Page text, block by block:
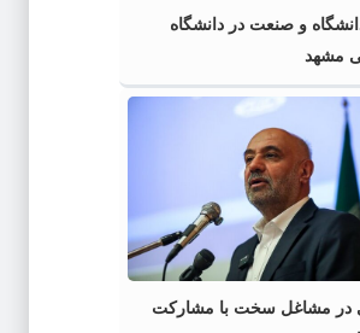
و صنعت در دانشگاه
مشهد
در مشاغل سخت با مشارکت